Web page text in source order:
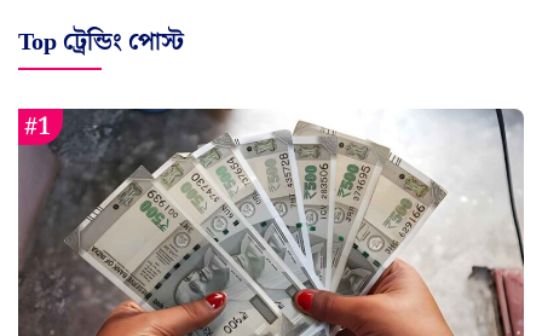
Top ট্রেন্ডিং পোস্ট